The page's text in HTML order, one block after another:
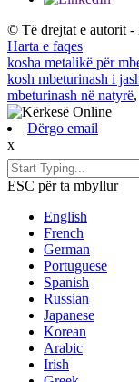
© Të drejtat e autorit -
Harta e faqes
kosha metalikë për
kosh mbeturinash i
mbeturinash në natyrë,
Dërgo email
x
ESC për ta mbyllur
English
French
German
Portuguese
Spanish
Russian
Japanese
Korean
Arabic
Irish